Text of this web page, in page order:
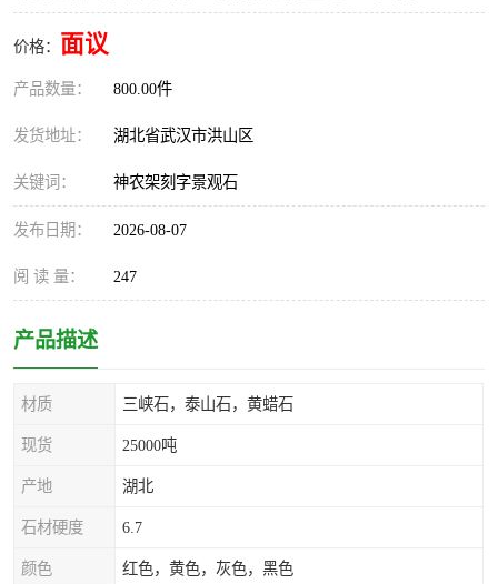
价格： 面议
产品数量： 800.00件
发货地址： 湖北省武汉市洪山区
关键词： 神农架刻字景观石
发布日期： 2026-08-07
阅 读 量： 247
产品描述
材质 三峡石，泰山石，黄蜡石
现货 25000吨
产地 湖北
石材硬度 6.7
颜色 红色，黄色，灰色，黑色